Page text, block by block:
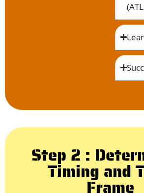
Step 2 :
Timing and
Frame